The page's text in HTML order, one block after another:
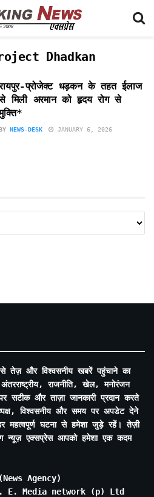
Dhadkan
प्रोजेक्ट धड़कन के तहत ईलाज
मिली अरमान को हृदय रोग से
NEWS-DESK JANUARY 6, 2026
तेज़ और विश्वसनीय खबरें पहुंचाने का
राजनीति, खेल, मनोरंजन
पर सटीक और ताज़ा जानकारी प्रदान करते
विश्वसनीय और समय पर अपडेट देने
महत्वपूर्ण घटना से हमेशा जुड़े रहें। तेज़ी
न्यूज़ एक्सप्रेस आपको हमेशा एक कदम
Agency)
E. Media network (p) Ltd